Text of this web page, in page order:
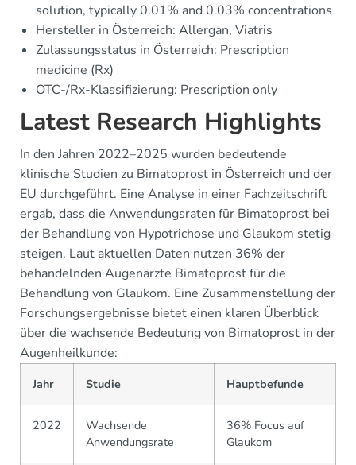
solution, typically 0.01% and 0.03% concentrations
Hersteller in Österreich: Allergan, Viatris
Zulassungsstatus in Österreich: Prescription
medicine (Rx)
OTC-/Rx-Klassifizierung: Prescription only
Latest Research Highlights
In den Jahren 2022–2025 wurden bedeutende
klinische Studien zu Bimatoprost in Österreich und der
EU durchgeführt. Eine Analyse in einer Fachzeitschrift
ergab, dass die Anwendungsraten für Bimatoprost bei
der Behandlung von Hypotrichose und Glaukom stetig
steigen. Laut aktuellen Daten nutzen 36% der
behandelnden Augenärzte Bimatoprost für die
Behandlung von Glaukom. Eine Zusammenstellung der
Forschungsergebnisse bietet einen klaren Überblick
über die wachsende Bedeutung von Bimatoprost in der
Augenheilkunde:
Jahr Studie Hauptbefunde
2022
Wachsende
Anwendungsrate
36% Focus auf
Glaukom